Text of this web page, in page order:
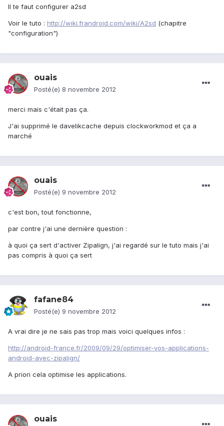
Il te faut configurer a2sd
Voir le tuto : http://wiki.frandroid.com/wiki/A2sd (chapitre
"configuration")
ouais
Posté(e) 8 novembre 2012
merci mais c'était pas ça.
J'ai supprimé le davelikcache depuis clockworkmod et ça a
marché
ouais
Posté(e) 9 novembre 2012
c'est bon, tout fonctionne,
par contre j'ai une dernière question :
à quoi ça sert d'activer Zipalign, j'ai regardé sur le tuto mais j'ai
pas compris à quoi ça sert
fafane84
Posté(e) 9 novembre 2012
A vrai dire je ne sais pas trop mais voici quelques infos :
http://android-france.fr/2009/09/29/optimiser-vos-applications-
android-avec-zipalign/
A priori cela optimise les applications.
ouais